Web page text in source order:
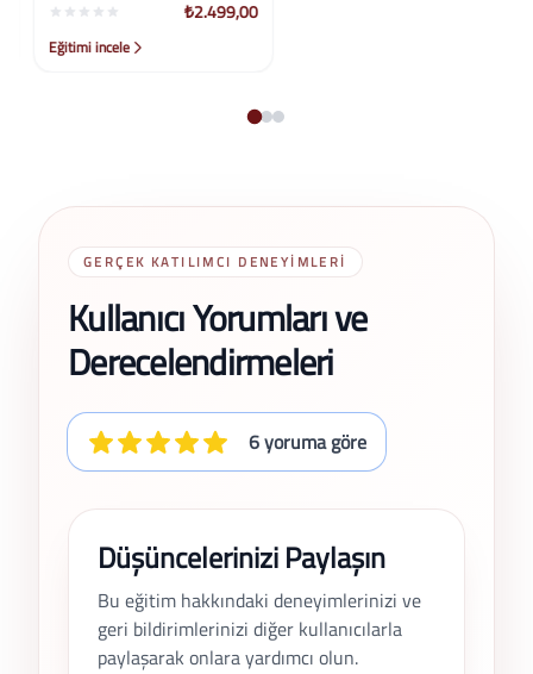
₺2.499,00
Eğitimi incele
GERÇEK KATILIMCI DENEYIMLERI
Kullanıcı Yorumları ve
Derecelendirmeleri
6 yoruma göre
Düşüncelerinizi Paylaşın
Bu eğitim hakkındaki deneyimlerinizi ve
geri bildirimlerinizi diğer kullanıcılarla
paylaşarak onlara yardımcı olun.